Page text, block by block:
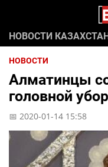
НОВОСТИ
НОВОСТИ
Алматинцы
головной
📅 2020-01-14 15:58